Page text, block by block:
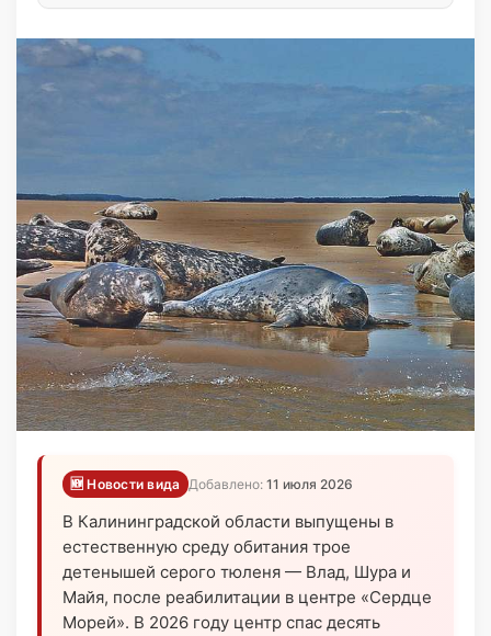
🆕 Новости вида Добавлено: 11 июля 2026
В Калининградской области выпущены в
естественную среду обитания трое
детенышей серого тюленя — Влад, Шура и
Майя, после реабилитации в центре «Сердце
Морей». В 2026 году центр спас десять